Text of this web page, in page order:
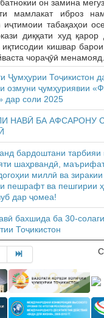
он замина
мамлакат иброз
иҷтимоии табақаҳои
диққати худ қарор
кишвар
чораҷӯӣ менамояд.
Ҷумҳурии Тоҷикистон
озмуни ҷумҳуриявии
дар соли 2025
НАВӢ БА АФСАРОНУ
бардоштани тарбияи
шаҳрвандӣ,
миллӣ ва
пешрафт ва пешгирии
дар ҷомеа!
бахшида ба 30-
Тоҷикистон